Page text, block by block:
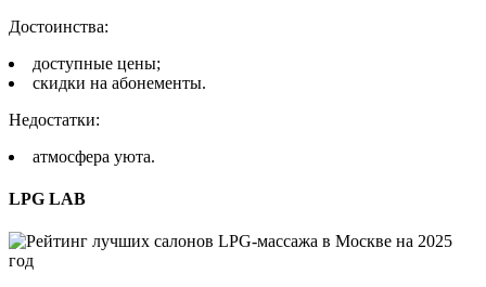
Достоинства:
доступные цены;
скидки на абонементы.
Недостатки:
атмосфера уюта.
LPG LAB